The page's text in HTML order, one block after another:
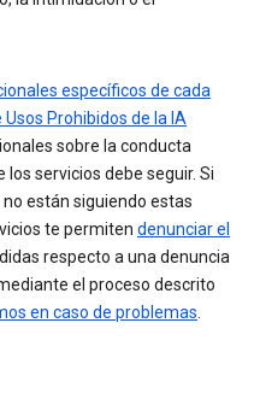
específicos de cada
Usos Prohibidos de la IA
sobre la conducta
servicios debe seguir. Si
están siguiendo estas
te permiten denunciar el
respecto a una denuncia
el proceso descrito
en caso de problemas.